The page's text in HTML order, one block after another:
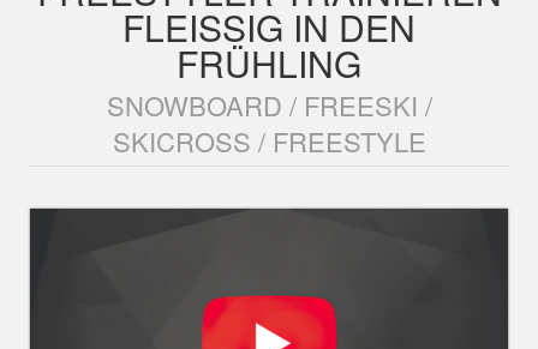
FLEISSIG IN DEN F
RÜHLING
SNOWBOARD / FREESKI /
SKICROSS / FREESTYLE